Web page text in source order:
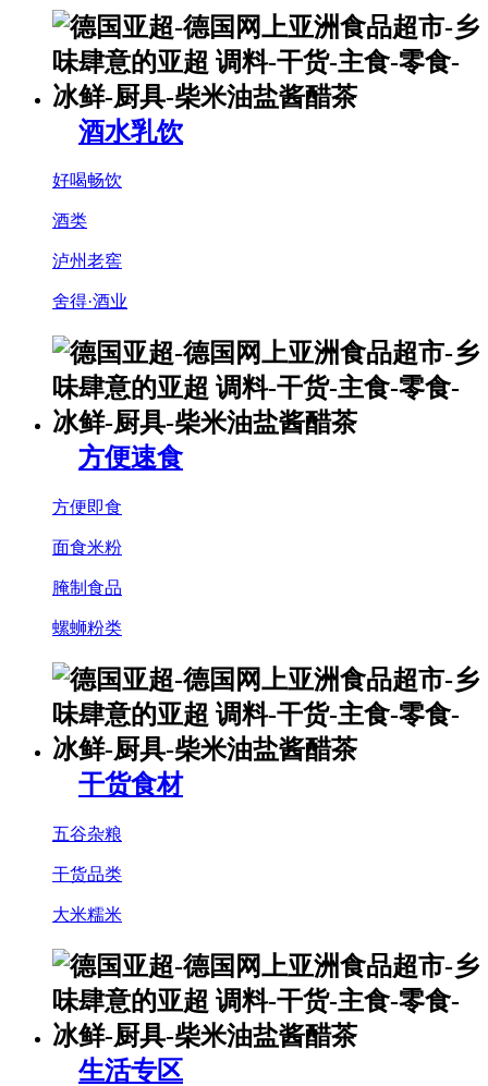
酒水乳饮
好喝畅饮
酒类
泸州老窖
舍得·酒业
方便速食
方便即食
面食米粉
腌制食品
螺蛳粉类
干货食材
五谷杂粮
干货品类
大米糯米
生活专区